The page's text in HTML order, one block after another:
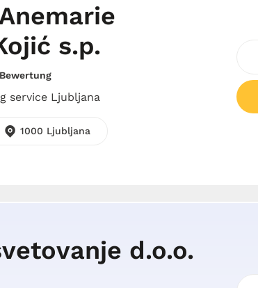
s.p.
service Ljubljana
1000 Ljubljana
d.o.o.